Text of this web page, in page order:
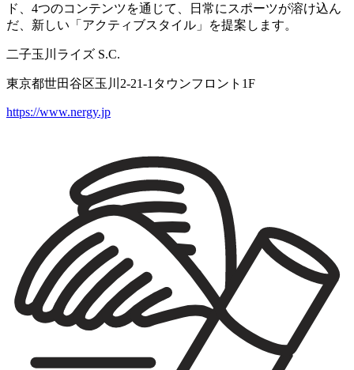
ド、4つのコンテンツを通じて、日常にスポーツが溶け込ん
だ、新しい「アクティブスタイル」を提案します。
二子玉川ライズ S.C.
東京都世田谷区玉川2-21-1タウンフロント1F
https://www.nergy.jp